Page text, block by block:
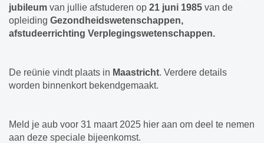
jubileum van jullie afstuderen op 21 juni 1985 van de
opleiding Gezondheidswetenschappen,
afstudeerrichting Verplegingswetenschappen.
De reünie vindt plaats in Maastricht. Verdere details
worden binnenkort bekendgemaakt.
Meld je aub voor 31 maart 2025 hier aan om deel te nemen
aan deze speciale bijeenkomst.